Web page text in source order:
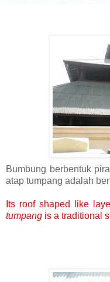
Bumbung berbentuk
atap tumpang adalah
Its roof shaped like
tumpang is a traditional